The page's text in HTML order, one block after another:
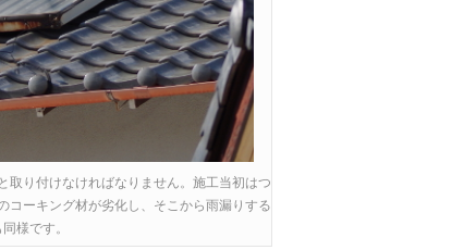
取り付けなければなりません。施工当初はつ
コーキング材が劣化し、そこから雨漏りする
様です。